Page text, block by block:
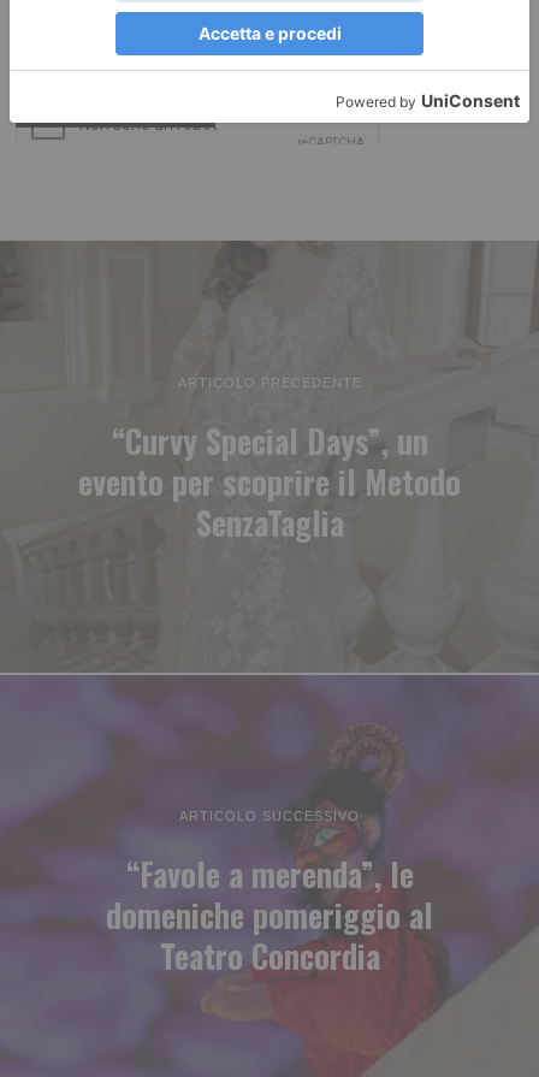
ARTICOLO PRECEDENTE
“Curvy Special Days”, un
evento per scoprire il Metodo
SenzaTaglia
ARTICOLO SUCCESSIVO
“Favole a merenda”, le
domeniche pomeriggio al
Teatro Concordia